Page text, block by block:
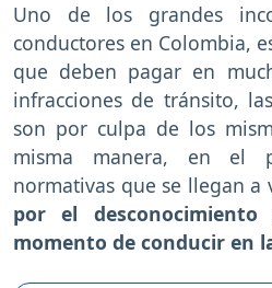
Uno de los grandes
conductores en Colombia,
que deben pagar en
infracciones de tránsito,
son por culpa de los
misma manera, en el
normativas que se llegan a
por el
momento de conducir en